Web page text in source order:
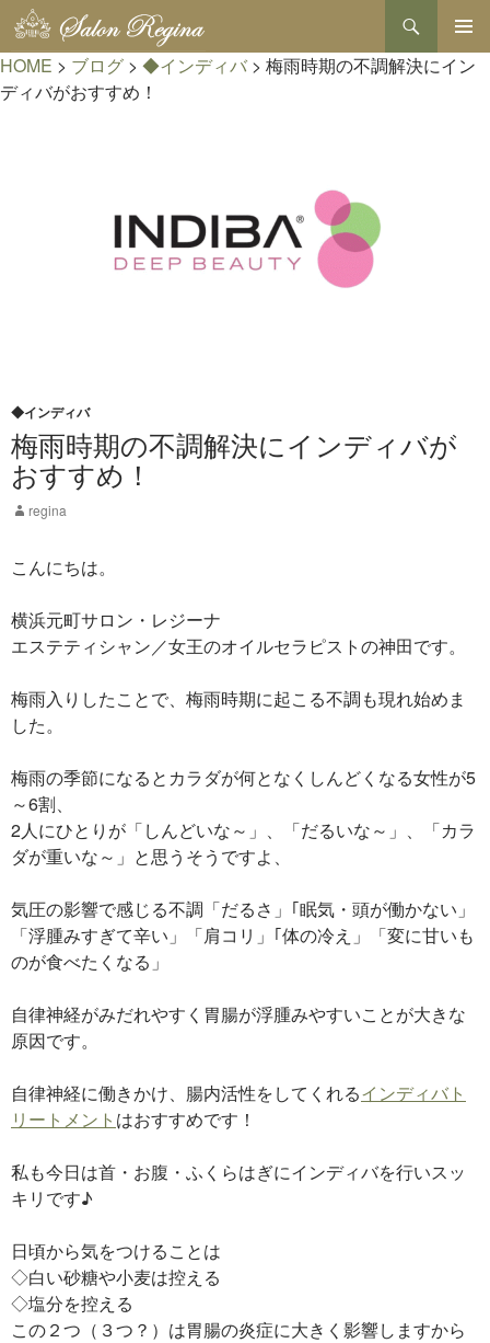
検
索
メインメ
ニュー
ン
HOME > ブログ > ◆インディバ > 梅雨時期の不調解決にイン
ディバがおすすめ！
◆インディバ
梅雨時期の不調解決にインディバが
おすすめ！
regina
こんにちは。
横浜元町サロン・レジーナ
エステティシャン／女王のオイルセラピストの神田です。
梅雨入りしたことで、梅雨時期に起こる不調も現れ始めま
した。
梅雨の季節になるとカラダが何となくしんどくなる女性が5
～6割、
2人にひとりが「しんどいな～」、「だるいな～」、「カラ
ダが重いな～」と思うそうですよ、
気圧の影響で感じる不調「だるさ」｢眠気・頭が働かない」
「浮腫みすぎて辛い」「肩コリ」｢体の冷え」「変に甘いも
のが食べたくなる」
自律神経がみだれやすく胃腸が浮腫みやすいことが大きな
原因です。
自律神経に働きかけ、腸内活性をしてくれるインディバト
リートメント はおすすめです！
私も今日は首・お腹・ふくらはぎにインディバを行いスッ
キリです♪
日頃から気をつけることは
◇白い砂糖や小麦は控える
◇塩分を控える
この２つ（３つ？）は胃腸の炎症に大きく影響しますから